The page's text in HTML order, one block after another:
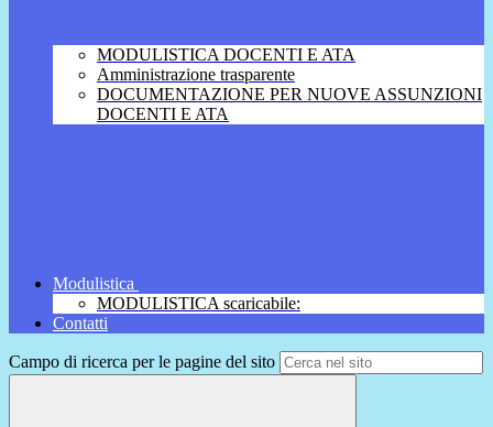
MODULISTICA DOCENTI E ATA
Amministrazione trasparente
DOCUMENTAZIONE PER NUOVE ASSUNZIONI
DOCENTI E ATA
Modulistica
MODULISTICA scaricabile:
Contatti
Campo di ricerca per le pagine del sito